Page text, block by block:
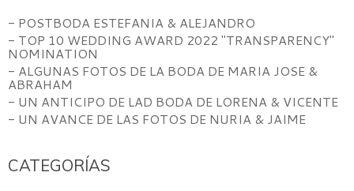
- POSTBODA ESTEFANIA & ALEJANDRO
- TOP 10 WEDDING AWARD 2022 "TRANSPARENCY"
NOMINATION
- ALGUNAS FOTOS DE LA BODA DE MARIA JOSE &
ABRAHAM
- UN ANTICIPO DE LAD BODA DE LORENA & VICENTE
- UN AVANCE DE LAS FOTOS DE NURIA & JAIME
CATEGORÍAS